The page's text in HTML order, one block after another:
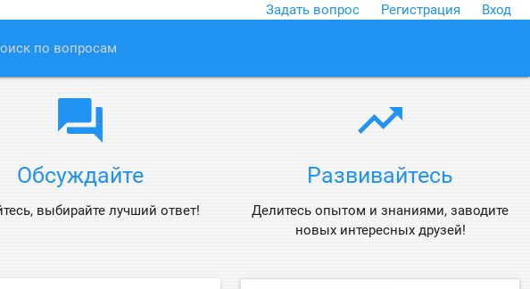
Задать вопрос Регистрация Вход
question_answer
Обсуждайте
выбирайте лучший ответ!
trending_up
Развивайтесь
Делитесь опытом и знаниями, заводите
новых интересных друзей!